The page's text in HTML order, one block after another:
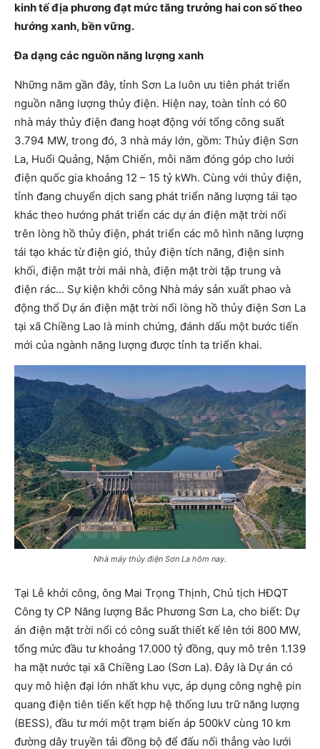
kinh tế địa phương đạt mức tăng trưởng hai con số theo
hướng xanh, bền vững.
Đa dạng các nguồn năng lượng xanh
Những năm gần đây, tỉnh Sơn La luôn ưu tiên phát triển
nguồn năng lượng thủy điện. Hiện nay, toàn tỉnh có 60
nhà máy thủy điện đang hoạt động với tổng công suất
3.794 MW, trong đó, 3 nhà máy lớn, gồm: Thủy điện Sơn
La, Huổi Quảng, Nậm Chiến, mỗi năm đóng góp cho lưới
điện quốc gia khoảng 12 – 15 tỷ kWh. Cùng với thủy điện,
tỉnh đang chuyển dịch sang phát triển năng lượng tái tạo
khác theo hướng phát triển các dự án điện mặt trời nổi
trên lòng hồ thủy điện, phát triển các mô hình năng lượng
tái tạo khác từ điện gió, thủy điện tích năng, điện sinh
khối, điện mặt trời mái nhà, điện mặt trời tập trung và
điện rác… Sự kiện khởi công Nhà máy sản xuất phao và
động thổ Dự án điện mặt trời nổi lòng hồ thủy điện Sơn La
tại xã Chiềng Lao là minh chứng, đánh dấu một bước tiến
mới của ngành năng lượng được tỉnh ta triển khai.
Nhà máy thủy điện Sơn La hôm nay.
Tại Lễ khởi công, ông Mai Trọng Thịnh, Chủ tịch HĐQT
Công ty CP Năng lượng Bắc Phương Sơn La, cho biết: Dự
án điện mặt trời nổi có công suất thiết kế lên tới 800 MW,
tổng mức đầu tư khoảng 17.000 tỷ đồng, quy mô trên 1.139
ha mặt nước tại xã Chiềng Lao (Sơn La). Đây là Dự án có
quy mô hiện đại lớn nhất khu vực, áp dụng công nghệ pin
quang điện tiên tiến kết hợp hệ thống lưu trữ năng lượng
(BESS), đầu tư mới một trạm biến áp 500kV cùng 10 km
đường dây truyền tải đồng bộ để đấu nối thẳng vào lưới